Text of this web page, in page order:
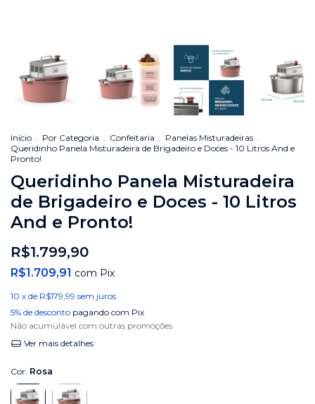
Início . Por Categoria . Confeitaria . Panelas Misturadeiras .
Queridinho Panela Misturadeira de Brigadeiro e Doces - 10 Litros And e
Pronto!
Queridinho Panela Misturadeira
de Brigadeiro e Doces - 10 Litros
And e Pronto!
R$1.799,90
R$1.709,91 com Pix
10 x de R$179,99 sem juros
5% de desconto pagando com Pix
Não acumulável com outras promoções
Ver mais detalhes
Cor: Rosa